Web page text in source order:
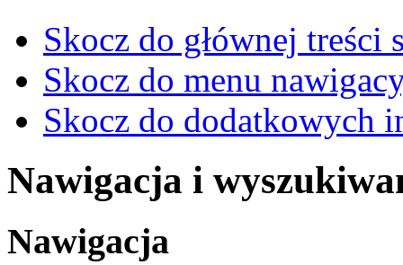
Skocz do głównej treści
Skocz do menu
Skocz do dodatkowych
Nawigacja i
Nawigacja